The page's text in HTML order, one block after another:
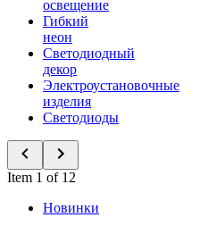
освещение
Гибкий
неон
Светодиодный
декор
Электроустановочные
изделия
Светодиоды
Item 1 of 12
Новинки